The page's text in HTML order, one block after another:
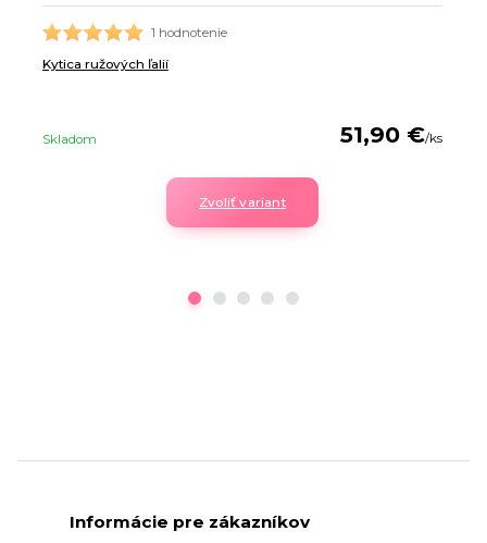
1 hodnotenie
Kytica ružových ľalií
51,90 €/ks
Skladom
Zvoliť variant
Informácie pre zákazníkov